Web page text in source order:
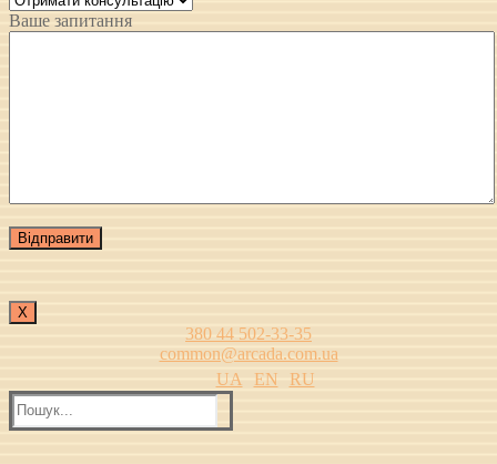
Ваше запитання
Х
380 44 502-33-35
common@arcada.com.ua
UA
EN
RU
Пошук: